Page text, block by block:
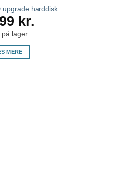
LAGER
upgrade harddisk
kr.
på lager
MERE